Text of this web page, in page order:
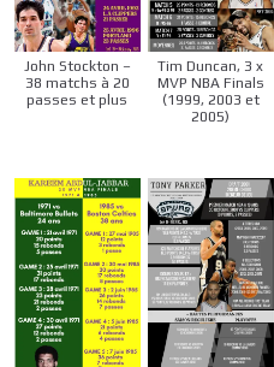
John Stockton –
38 matchs à 20
passes et plus
Tim Duncan, 3 x
MVP NBA Finals
(1999, 2003 et
2005)